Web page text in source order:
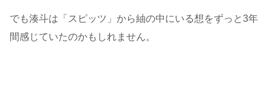
でも湊斗は「スピッツ」から紬の中にいる想をずっと3年
間感じていたのかもしれません。